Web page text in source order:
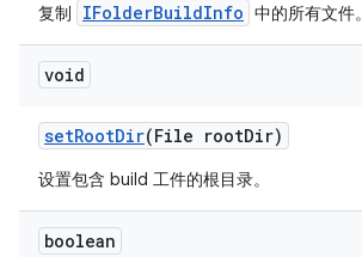
复制 IFolderBuildInfo 中的所有文件。
void
setRootDir(File rootDir)
设置包含 build 工件的根目录。
boolean